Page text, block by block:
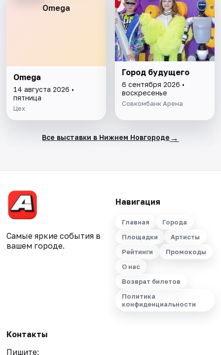
Omega
Omega
14 августа 2026 •
пятница
Цех
Город будущего
6 сентября 2026 •
воскресенье
Совкомбанк Арена
Все выставки в Нижнем Новгороде →
Самые яркие события в
вашем городе.
Навигация
Главная
Города
Площадки
Артисты
Рейтинги
Промокоды
О нас
Возврат билетов
Политика
конфиденциальности
Контакты
Пишите: